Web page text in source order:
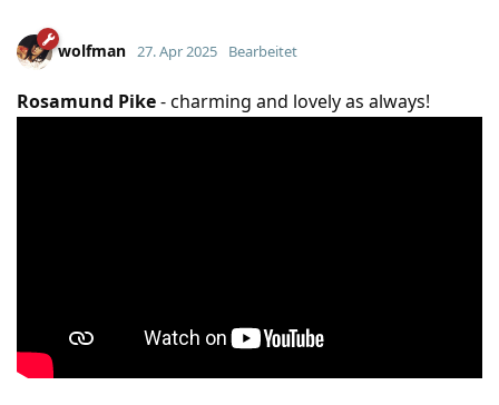
wolfman 27. Apr 2025 Bearbeitet
Rosamund Pike- charming and lovely as always!